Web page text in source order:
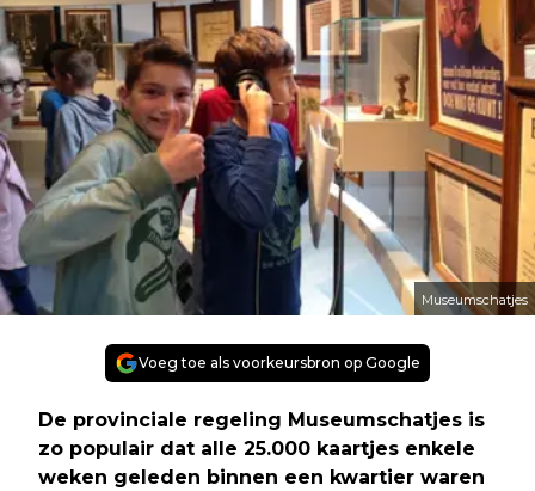
Museumschatjes
Voeg toe als voorkeursbron op Google
De provinciale regeling Museumschatjes is
zo populair dat alle 25.000 kaartjes enkele
weken geleden binnen een kwartier waren